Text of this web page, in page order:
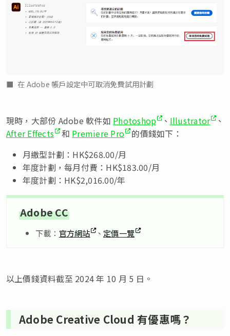
在 Adobe 帳戶設定中可取消免費試用計劃
現時，大部份 Adobe 軟件如 Photoshop 、 Illustrator 、
After Effects 和 Premiere Pro 的價錢如下：
月繳型計劃：HK$268.00/月
年度計劃，每月付費：HK$183.00/月
年度計劃：HK$2,016.00/年
Adobe CC
下載： 官方網站 、 定價一覽
以上價錢資料截至 2024 年 10 月 5 日。
Adobe Creative Cloud 有優惠嗎？